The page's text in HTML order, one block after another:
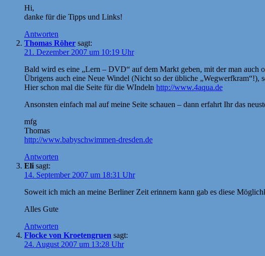
Hi,
danke für die Tipps und Links!
Antworten
Thomas Röher sagt:
21. Dezember 2007 um 10:19 Uhr
Bald wird es eine „Lern – DVD“ auf dem Markt geben, mit der man
Übrigens auch eine Neue Windel (Nicht so der übliche
Hier schon mal die Seite für die WIndeln http://www.4aqua.de
Ansonsten einfach mal auf meine Seite schauen – dann erfahrt Ihr das
mfg
Thomas
http://www.babyschwimmen-dresden.de
Antworten
Eli sagt:
14. September 2007 um 18:31 Uhr
Soweit ich mich an meine Berliner Zeit erinnern kann gab es diese
Alles Gute
Antworten
Flocke von Kroetengruen sagt:
24. August 2007 um 13:28 Uhr